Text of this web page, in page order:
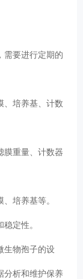
需要进行定期的
、培养基、计数
膜重量、计数器
、培养基等。
稳定性。
生物孢子的设
分析和维护保养